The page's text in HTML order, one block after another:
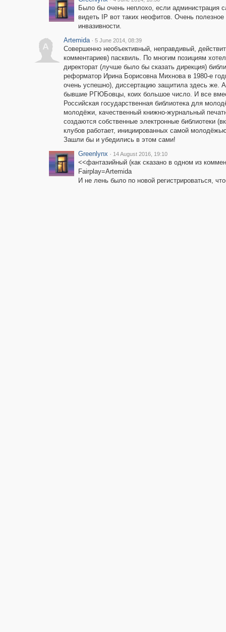
Было бы очень неплохо, если администрация
видеть IP вот таких неофитов. Очень
инвазивности.
A
Artemida · 5 June 2014, 08:39
Совершенно необъективный, неправдивый,
комментариев) пасквиль. По многим позициям
директорат (лучше было бы сказать дирекция)
реформатор Ирина Борисовна Михнова в 1980-е
очень успешно), диссертацию защитила здесь же.
бывшие РГЮБовцы, коих большое число. И все
Российская государственная библиотека для
молодёжи, качественный книжно-журнальный
создаются собственные электронные библиотеки
клубов работает, инициированных самой
Зашли бы и убедились в этом сами!
Greenlynx · 14 August 2016, 19:10
<<фантазийный (как сказано в одном из
Fairplay=Artemida
И не лень было по новой регистрироваться,